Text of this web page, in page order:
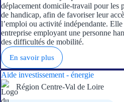
déplacement domicile-travail pour les
de handicap, afin de favoriser leur
l’emploi ou activité indépendante. Elle
entreprise employant une personne
des difficultés de mobilité.
En savoir plus
Aide investissement - énergie
Région Centre-Val de Loire